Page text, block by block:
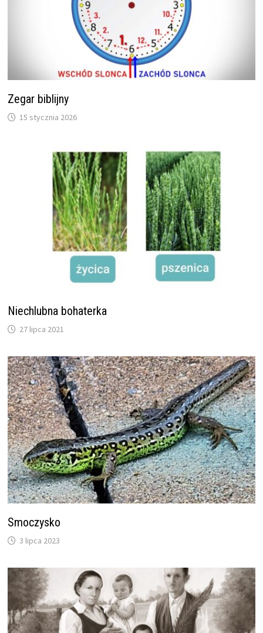
Zegar biblijny
15 stycznia 2026
Niechlubna bohaterka
27 lipca 2021
Smoczysko
3 lipca 2023